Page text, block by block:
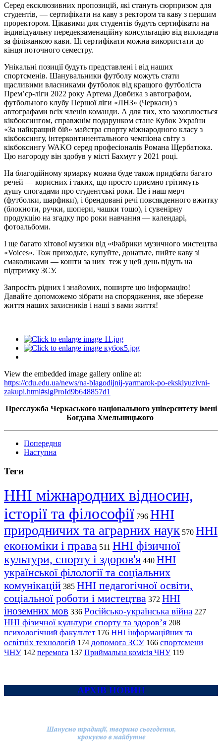
Серед ексклюзивних пропозицій, які стануть сюрпризом для
студентів, — сертифікати на каву з ректором та каву з першим
проректором. Цікавими для студентів будуть сертифікати на
індивідуальну передекзаменаційну консультацію від викладача
за філіжанкою кави. Ці сертифікати можна використати до
кінця поточного семестру.
Унікальні позиції будуть представлені і від наших
спортсменів. Шанувальники футболу можуть стати
щасливими власниками футболок від кращого футболіста
Прем’єр-ліги 2022 року Артема Довбика з автографом,
футбольного клубу Першої ліги «ЛНЗ» (Черкаси) з
автографами всіх членів команди. А для тих, хто захоплюється
кікбоксингом, справжнім подарунком стане Кубок України
«За найкращий бій» майстра спорту міжнародного класу з
кікбоксингу, інтерконтинентального чемпіона світу з
кікбоксингу WAKO серед професіоналів Романа Щербатюка.
Цю нагороду він здобув у місті Бахмут у 2021 році.
На благодійному ярмарку можна буде також придбати багато
речей — корисних і таких, що просто приємно грітимуть
душу спогадами про студентські роки. Це і наш мерч
(футболки, шарфики), і брендовані речі повсякденного вжитку
(блокноти, ручки, шопери, чашки тощо), і сувенірну
продукцію на згадку про роки навчання — календарі,
фотоальбоми.
І ще багато хітової музики від «Фабрики музичного мистецтва
«Voices». Тож приходьте, купуйте, донатьте, пийте каву зі
смаколиками — кошти за них теж у цей день підуть на
підтримку ЗСУ.
Запросіть рідних і знайомих, поширте цю інформацію!
Давайте допоможемо зібрати на спорядження, яке збереже
життя наших захисників і наші з вами життя!
View the embedded image gallery online at:
https://cdu.edu.ua/news/na-blagodijnij-yarmarok-po-eksklyuzivni-
zakupi.html#sigProId9b648857d1
Пресслужба Черкаського національного університету імені
Богдана Хмельницького
Попередня
Наступна
Теги
ННІ міжнародних відносин,
історії та філософії 796 ННІ
природничих та аграрних наук 570 ННІ
економіки і права 511 ННІ фізичної
культури, спорту і здоров'я 440 ННІ
української філології та соціальних
комунікацій 385 ННІ педагогічної освіти,
соціальної роботи і мистецтва 372 ННІ
іноземних мов 336 Російсько-українська війна 227
ННІ фізичної культури спорту та здоров’я 208
психологічний факультет 176 ННІ інформаційних та
освітніх технологій 174 допомога ЗСУ 166 спортсмени
ЧНУ 142 перемога 137 Приймальна комісія ЧНУ 119
АРХІВ НОВИН